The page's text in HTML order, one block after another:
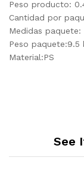
Peso producto:
Cantidad por
Medidas paquete:
Peso paquete:9.5
Material:PS
See